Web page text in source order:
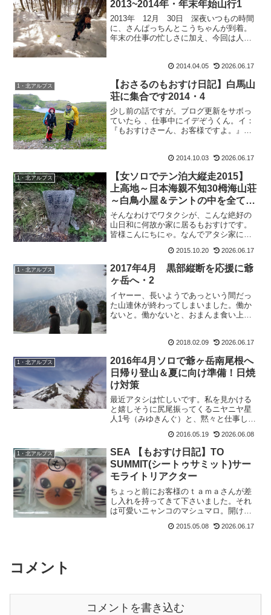
2013~2014年・年末年始山行1
2013年 12月 30日 深夜いつもの時間
に、さんぱっちんとこうちゃんが到着。
年末の仕事の忙しさに加え、今回は人数
御馳走食べたいじゃない。だから野菜も
2014.04.05 2026.06.17
1・北アルプス
【おさるのもおすけ日記】白馬山
荘に集合です2014・4
少し前の話ですが。ブログ更新をサボっ
ていたら 、仕事中にイデぞうくん。イ：
『もおすけさーん、お客様ですよ。』
ブログ更新されてないから大丈夫かなと
2014.10.03 2026.06.17
1・北アルプス
【女ソロでテン泊大縦走2015】
上高地～日本海親不知30栂海山荘
～白鳥小屋＆テントの中を全て公
開
そんなわけでワタクシが、こんな絶好の
山日和に何故か家に居るもおすけです。
皆様こんにちにゃ。なんでアタシ家に居
偉いぞアタシ。とか言っちゃって、ブロ
グはこまめに更新してても実はなんとこ
の先、山の予定がひとっつ...
2015.10.20 2026.06.17
1・北アルプス
2017年4月 黒部縦断を応援に爺
ヶ岳へ・2
イヤーー、長いようであっという間だっ
た山連休が終わってしまいました。働か
ないと。働かないと、おまんま食い上げ
お休みが楽しみです。2017年4月 黒部縦
2018.02.09 2026.06.17
1・北アルプス
2016年4月ソロで爺ヶ岳南尾根へ
日帰り登山＆夏に向け準備！日焼
け対策
最近アタシは忙しいです。私を見かける
と嬉しそうに尻尾振ってくるニヤニヤ星
人1号（みゆきんぐ）と、黙々と仕事しな
ヤニヤ星人2号（翔坊）。2人のお子ちゃ
まに仕事教えつつ、検品したりの毎日
で。商品もドカッと入荷...
2016.05.19 2026.06.08
1・北アルプス
SEA 【もおすけ日記】TO
SUMMIT(シートゥサミット)サー
モライトリアクター
ちょっと前にお客様のｔａｍａさんが差
し入れを持ってきて下さいました。それ
は可愛いニャンコのマシュマロ。開けた
れ！」と、食べたいニャンコにキープの
2015.05.08 2026.06.17
コメント
コメントを書き込む